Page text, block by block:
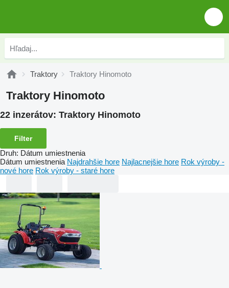
Traktory Traktory Hinomoto
Traktory Hinomoto
22 inzerátov: Traktory Hinomoto
Filter
Druh: Dátum umiestnenia
Dátum umiestnenia Najdrahšie hore Najlacnejšie hore Rok výroby -
nové hore Rok výroby - staré hore